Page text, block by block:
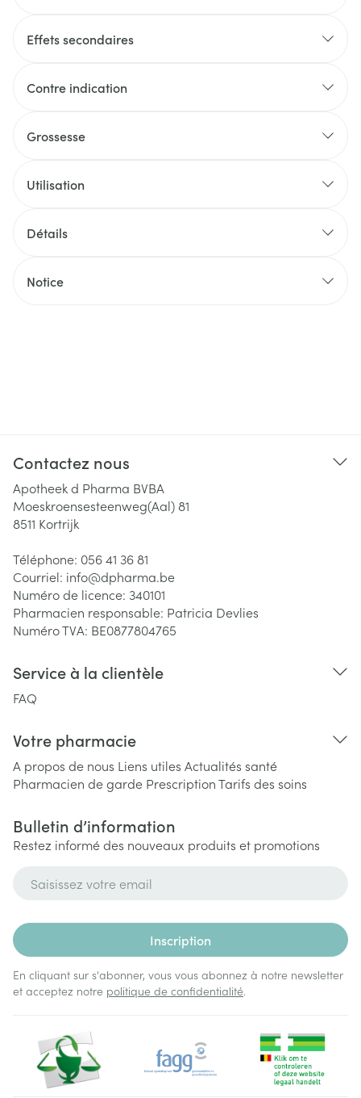
Effets secondaires
Contre indication
Grossesse
Utilisation
Détails
Notice
Contactez nous
Apotheek d Pharma BVBA
Moeskroensesteenweg(Aal) 81
8511 Kortrijk
Téléphone: 056 41 36 81
Courriel: info@dpharma.be
Numéro de licence: 340101
Pharmacien responsable: Patricia Devlies
Numéro TVA: BE0877804765
Service à la clientèle
FAQ
Votre pharmacie
A propos de nous Liens utiles Actualités santé
Pharmacien de garde PrescriptionTarifs des soins
Bulletin d’information
Restez informé des nouveaux produits et promotions
Inscription
En cliquant sur s'abonner, vous vous abonnez à notre newsletter
et acceptez notre politique de confidentialité.